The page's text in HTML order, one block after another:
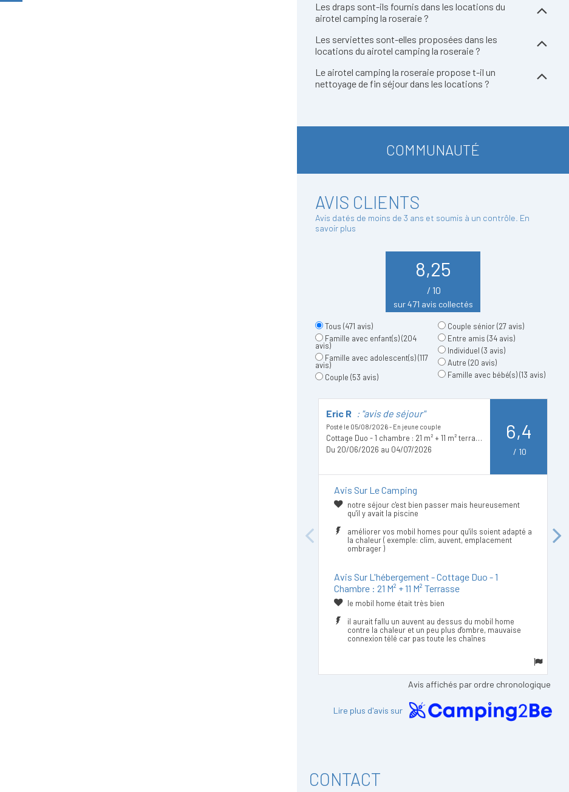
Les draps sont-ils fournis dans les locations du
airotel camping la roseraie ?
Les serviettes sont-elles proposées dans les
locations du airotel camping la roseraie ?
Le airotel camping la roseraie propose t-il un
nettoyage de fin séjour dans les locations ?
COMMUNAUTÉ
AVIS CLIENTS
Avis datés de moins de 3 ans et soumis à un contrôle. En
savoir plus
8,25
/ 10
sur 471 avis collectés
Tous (471 avis)
Famille avec enfant(s)(204
avis)
Famille avec adolescent(s)(117
avis)
Couple (53 avis)
Couple sénior(27 avis)
Entre amis (34 avis)
Individuel (3 avis)
Autre (20 avis)
Famille avec bébé(s)(13 avis)
Previous
Eric R : "avis de séjour"
Posté le 05/08/2026 - En jeune couple
Cottage Duo - 1 chambre : 21 m² + 11 m² terrasse
Du 20/06/2026 au 04/07/2026
6,4
/ 10
Avis Sur Le Camping
notre séjour c'est bien passer mais heureusement
qu'il y avait la piscine
améliorer vos mobil homes pour qu'ils soient adapté a
la chaleur ( exemple: clim, auvent, emplacement
ombrager )
Avis Sur L'hébergement - Cottage Duo - 1
Chambre : 21 M² + 11 M² Terrasse
le mobil home était très bien
il aurait fallu un auvent au dessus du mobil home
contre la chaleur et un peu plus d'ombre, mauvaise
connexion télé car pas toute les chaînes
Next
Avis affichés par ordre chronologique
Lire plus d'avis sur
CONTACT